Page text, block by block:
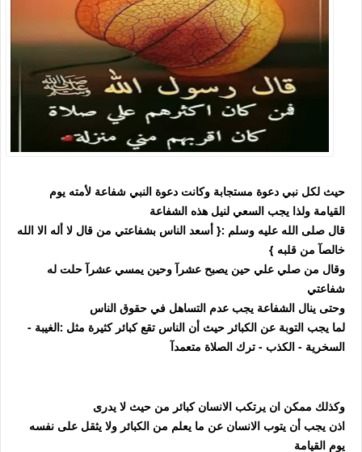
حيث لكل نبي دعوة مستجابة وكانت دعوة النبي شفاعة لأمته يوم
القيامة ولذا يجب السعي لنيل هذه الشفاعة
قال صلى الله عليه وسلم :{ أسعد الناس بشفاعتي من قال لا أله الا الله
خالصآ من قلبه }
وقال من صلي علي حين يصبح عشرآ وحين يمسي عشرآ حلت له
شفاعتي
وحتى ينال الشفاعة يجب عدم التساهل في حقوق الناس
لما يجب التوبة عن الكبائر حيث أن الناس تقع كبائر كثيرة مثل :الغيبة -
السخرية - الكذب - ترك الصلاة متعمدآ
وكذلك ممكن ان يرتكب الانسان كبائر من حيث لا يدرى
اذن يجب أن يتوب الانسان عن ما يعلم من الكبائر ولا يثقل على نفسه
يوم القيامة